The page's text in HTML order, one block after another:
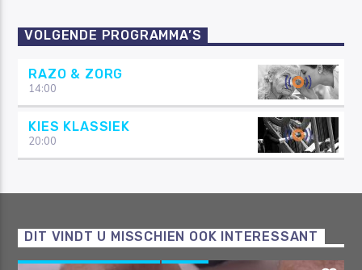
VOLGENDE PROGRAMMA’S
RAZO & ZORG
14:00
KIES KLASSIEK
20:00
DIT VINDT U MISSCHIEN OOK INTERESSANT